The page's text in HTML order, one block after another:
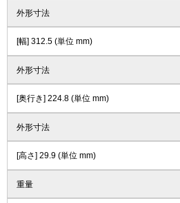
外形寸法
[幅] 312.5 (単位 mm)
外形寸法
[奥行き] 224.8 (単位 mm)
外形寸法
[高さ] 29.9 (単位 mm)
重量